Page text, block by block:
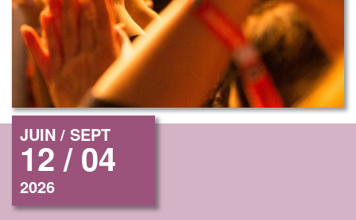
JUIN / SEPT
12 / 04
2026